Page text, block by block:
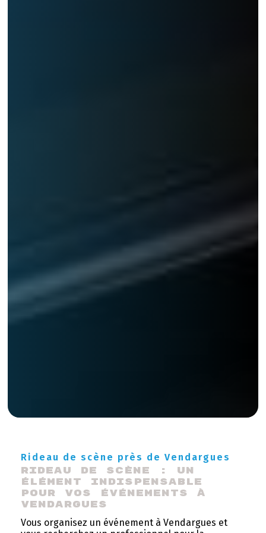
Rideau de scène près de Vendargues
Rideau de scène : un
élément indispensable
pour vos événements à
Vendargues
Vous organisez un événement à Vendargues et